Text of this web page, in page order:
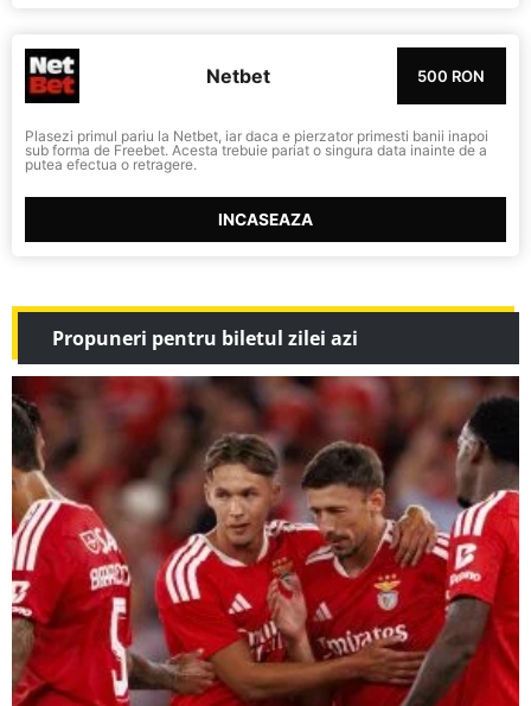
Netbet 500 RON
Plasezi primul pariu la Netbet, iar daca e pierzator primesti banii inapoi
sub forma de Freebet. Acesta trebuie pariat o singura data inainte de a
putea efectua o retragere.
INCASEAZA
Propuneri pentru biletul zilei azi